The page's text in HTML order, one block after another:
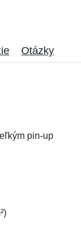
Otázky
pin-up